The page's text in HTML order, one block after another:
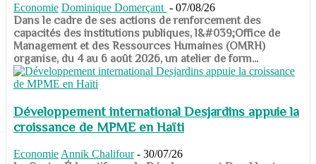
Economie Dominique Domerçant - 07/08/26
Dans le cadre de ses actions de renforcement des
capacités des institutions publiques, l&#039;Office de
Management et des Ressources Humaines (OMRH)
organise, du 4 au 6 août 2026, un atelier de form...
Développement international Desjardins appuie la
croissance de MPME en Haïti
Economie Annik Chalifour - 30/07/26